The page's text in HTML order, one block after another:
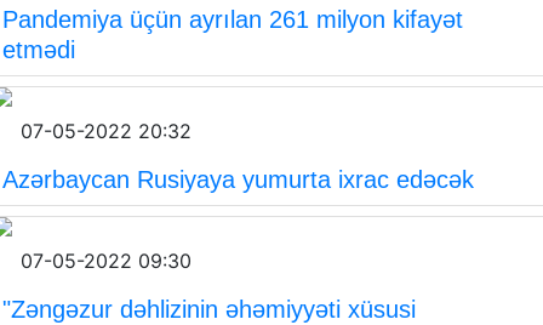
Pandemiya üçün ayrılan 261 milyon kifayət
etmədi
07-05-2022 20:32
Azərbaycan Rusiyaya yumurta ixrac edəcək
07-05-2022 09:30
"Zəngəzur dəhlizinin əhəmiyyəti xüsusi